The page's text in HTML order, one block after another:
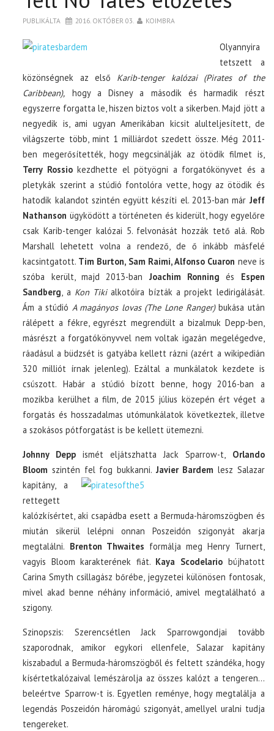
PUBLIKÁLTA 2016. OKTÓBER 03. KOIMBRA
Olyannyira
tetszett a
közönségnek az első Karib-tenger kalózai (Pirates of the
Caribbean), hogy a Disney a második és harmadik részt
egyszerre forgatta le, hiszen biztos volt a sikerben. Majd jött a
negyedik is, ami ugyan Amerikában kicsit alulteljesített, de
világszerte több, mint 1 milliárdot szedett össze. Még 2011-
ben megerősítették, hogy megcsinálják az ötödik filmet is,
Terry Rossiokezdhette el pötyögni a forgatókönyvet és a
pletykák szerint a stúdió fontolóra vette, hogy az ötödik és
hatodik kalandot szintén együtt készíti el. 2013-ban már Jeff
Nathanson ügyködött a történeten és kiderült, hogy egyelőre
csak Karib-tenger kalózai 5. felvonását hozzák tető alá. Rob
Marshall lehetett volna a rendező, de ő inkább másfelé
kacsintgatott. Tim Burton, Sam Raimi, Alfonso Cuaron neve is
szóba került, majd 2013-ban Joachim Ronning és Espen
Sandberg, a Kon Tikialkotóira bízták a projekt ledirigálását.
Ám a stúdió A magányos lovas (The Lone Ranger)bukása után
rálépett a fékre, egyrészt megrendült a bizalmuk Depp-ben,
másrészt a forgatókönyvvel nem voltak igazán megelégedve,
ráadásul a büdzsét is gatyába kellett rázni (azért a wikipedián
320 milliót írnak jelenleg). Ezáltal a munkálatok kezdete is
csúszott. Habár a stúdió bízott benne, hogy 2016-ban a
mozikba kerülhet a film, de 2015 július közepén ért véget a
forgatás és hosszadalmas utómunkálatok következtek, illetve
a szokásos pótforgatást is be kellett ütemezni.
Johnny Depp ismét eljátszhatta Jack Sparrow-t,Orlando
Bloom szintén fel fog bukkanni. Javier Bardem lesz Salazar
kapitány, a
rettegett
kalózkísértet, aki csapádba esett a Bermuda-háromszögben és
miután sikerül lelépni onnan Poszeidón szigonyát akarja
megtalálni. Brenton Thwaites formálja meg Henry Turnert,
vagyis Bloom karakterének fiát. Kaya Scodelario bújhatott
Carina Smyth csillagász bőrébe, jegyzetei különösen fontosak,
mivel akad benne néhány információ, amivel megtalálható a
szigony.
Szinopszis: Szerencsétlen Jack Sparrowgondjai tovább
szaporodnak, amikor egykori ellenfele, Salazar kapitány
kiszabadul a Bermuda-háromszögből és feltett szándéka, hogy
kísértetkalózaival lemészárolja az összes kalózt a tengeren…
beleértve Sparrow-t is. Egyetlen reménye, hogy megtalálja a
legendás Poszeidón háromágú szigonyát, amellyel uralni tudja
tengereket.